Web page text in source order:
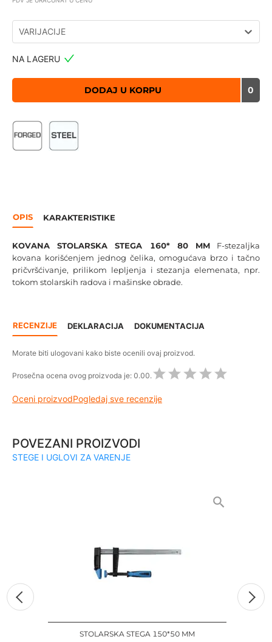
VARIJACIJE
NA LAGERU
DODAJ U KORPU 0
OPIS KARAKTERISTIKE
KOVANA STOLARSKA STEGA 160* 80 MMF-stezaljka
kovana korišćenjem jednog čelika, omogućava brzo i tačno
pričvršćivanje, prilikom lepljenja i stezanja elemenata, npr.
tokom stolarskih radova i mašinske obrade.
RECENZIJE DEKLARACIJA DOKUMENTACIJA
Morate biti ulogovani kako biste ocenili ovaj proizvod.
Prosečna ocena ovog proizvoda je: 0.00.
Oceni proizvodPogledaj sve recenzije
POVEZANI PROIZVODI
STEGE I UGLOVI ZA VARENJE
STOLARSKA STEGA 150*50 MM